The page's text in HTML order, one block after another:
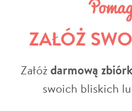
ZAŁÓŻ
Załóżdarmową
swoich bliskich